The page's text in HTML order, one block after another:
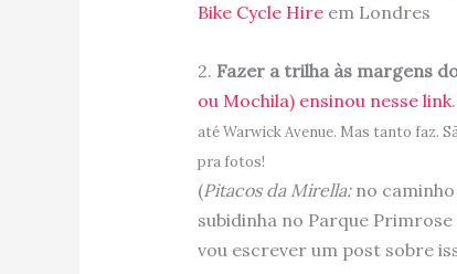
Bike Cycle Hireem Londres
2. Fazer a trilha às margens
ou Mochila) ensinou nesse link.
até Warwick Avenue. Mas tanto faz.
pra fotos!
(Pitacos da Mirella:no caminho
subidinha no Parque
vou escrever um post sobre